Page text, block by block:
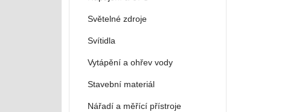
Světelné zdroje
Svítidla
Vytápění a ohřev vody
Stavební materiál
Nářadí a měřící přístroje